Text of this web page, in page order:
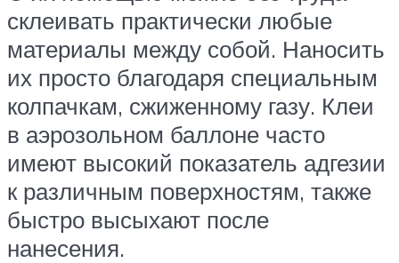
склеивать практически любые
материалы между собой. Наносить
их просто благодаря специальным
колпачкам, сжиженному газу. Клеи
в аэрозольном баллоне часто
имеют высокий показатель адгезии
к различным поверхностям, также
быстро высыхают после
нанесения.